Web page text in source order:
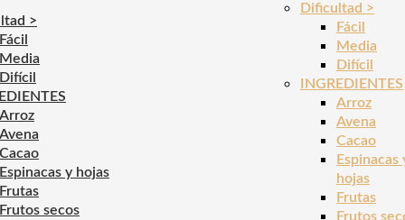
>
Fácil
Media
Difícil
Arroz
Avena
Cacao
Espinacas y hojas
Frutas
Frutos secos
Dificultad >
Fácil
Media
Difícil
INGREDIENTES
Arroz
Avena
Cacao
Espinacas
hojas
Frutas
Frutos